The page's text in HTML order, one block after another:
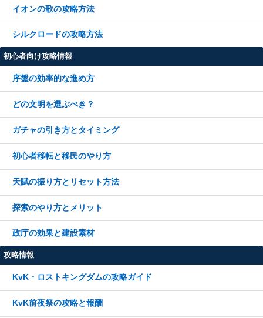
イオンの歌の攻略方法
シルクロードの攻略方法
初心者向け攻略情報
序盤の効率的な進め方
どの文明を選ぶべき？
ガチャの引き方とタイミング
初心者移転と移民のやり方
天賦の振り方とリセット方法
探索のやり方とメリット
政庁の効果と建設素材
攻略情報
KvK・ロストキングダムの攻略ガイド
KvK前夜祭の攻略と報酬